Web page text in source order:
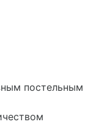
постельным